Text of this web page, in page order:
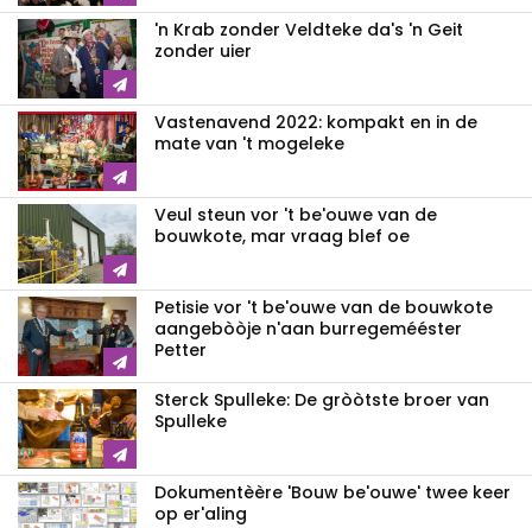
'n Krab zonder Veldteke da's 'n Geit
zonder uier
Vastenavend 2022: kompakt en in de
mate van 't mogeleke
Veul steun vor 't be'ouwe van de
bouwkote, mar vraag blef oe
Petisie vor 't be'ouwe van de bouwkote
aangebòòje n'aan burregemééster
Petter
Sterck Spulleke: De gròòtste broer van
Spulleke
Dokumentèère 'Bouw be'ouwe' twee keer
op er'aling